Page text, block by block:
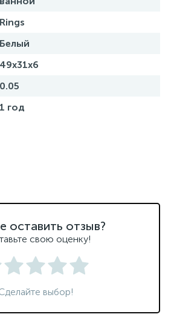
Rings
Белый
49х31х6
0.05
1 год
оставить отзыв?
свою оценку!
выбор!